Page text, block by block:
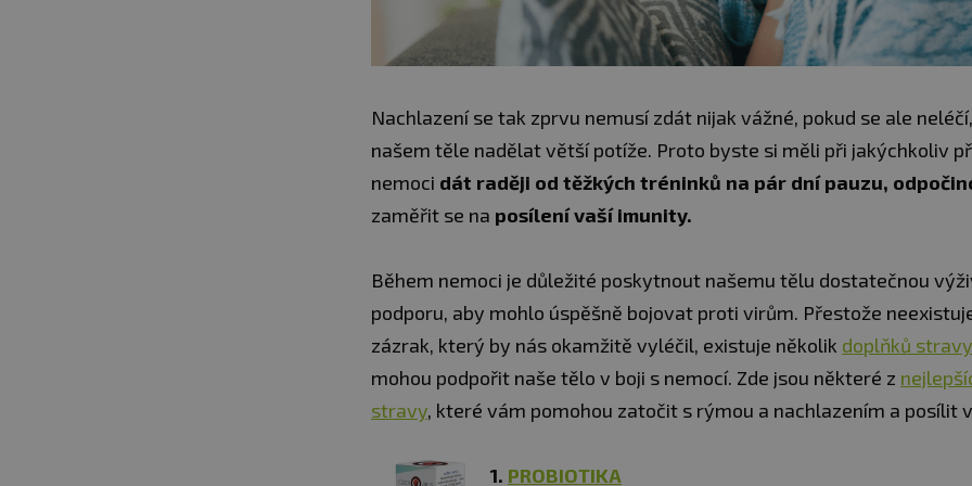
Nachlazení se tak zprvu nemusí zdát nijak vážné, pokud se ale
našem těle nadělat větší potíže. Proto byste si měli při jakýchkoliv
nemoci dát raději od těžkých tréninků na pár dní pauzu,
zaměřit se na posílení vaší imunity.
Během nemoci je důležité poskytnout našemu tělu dostatečnou
podporu, aby mohlo úspěšně bojovat proti virům. Přestože
zázrak, který by nás okamžitě vyléčil, existuje několik doplňků stravy
mohou podpořit naše tělo v boji s nemocí. Zde jsou některé z
stravy, které vám pomohou zatočit s rýmou a nachlazením a posílit
1. PROBIOTIKA